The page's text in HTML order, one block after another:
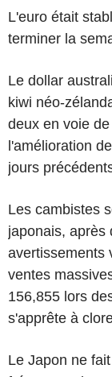
L'euro était
terminer la
Le dollar
kiwi néo-
deux en voie
l'amélioration
jours
Les cambistes
japonais, après
avertissements
ventes
156,855 lors
s'apprête à
Le Japon ne